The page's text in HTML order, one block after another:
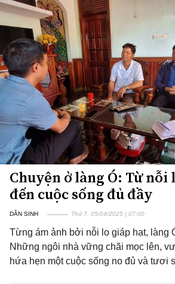
Chuyện ở làng Ó: Từ
đến cuộc sống đủ đầy
DÂN SINH Thứ 7, 05/04/2025 | 07:00
Từng ám ảnh bởi nỗi lo giáp hạt, làng
Những ngôi nhà vững chãi mọc lên,
hứa hẹn một cuộc sống no đủ và tươi